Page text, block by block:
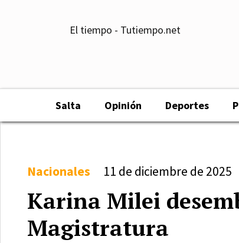
El tiempo - Tutiempo.net
Salta Opinión Deportes
Karina Milei
Magistratura
Nacionales 11 de diciembre de 2025